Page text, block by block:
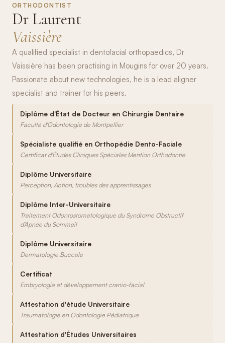
ORTHODONTIST
Dr Laurent
Vaissière
A qualified specialist in dentofacial orthopaedics, Dr
Vaissière has been practising in Mougins for over 20 years.
Passionate about new technologies, he is a lead aligner
specialist and trainer for his peers.
Diplôme d'État de Docteur en Chirurgie Dentaire
Faculté d'Odontologie de Montpellier
Spécialiste qualifié en Orthopédie Dento-Faciale
Certificat d'Études Cliniques Spéciales Mention Orthodontie
Diplôme Universitaire
Perception, Action, troubles des apprentissages
Diplôme Inter-Universitaire
Traitement Odontostomatologique du Syndrome Obstructif
d'Apnée du Sommeil
Diplôme Universitaire
Dermatologie Buccale
Certificat
Embryologie et développement cranio-facial
Attestation d'étude Universitaire
Traumatologie en Odontologie Pédiatrique
Attestation d'Études Universitaires